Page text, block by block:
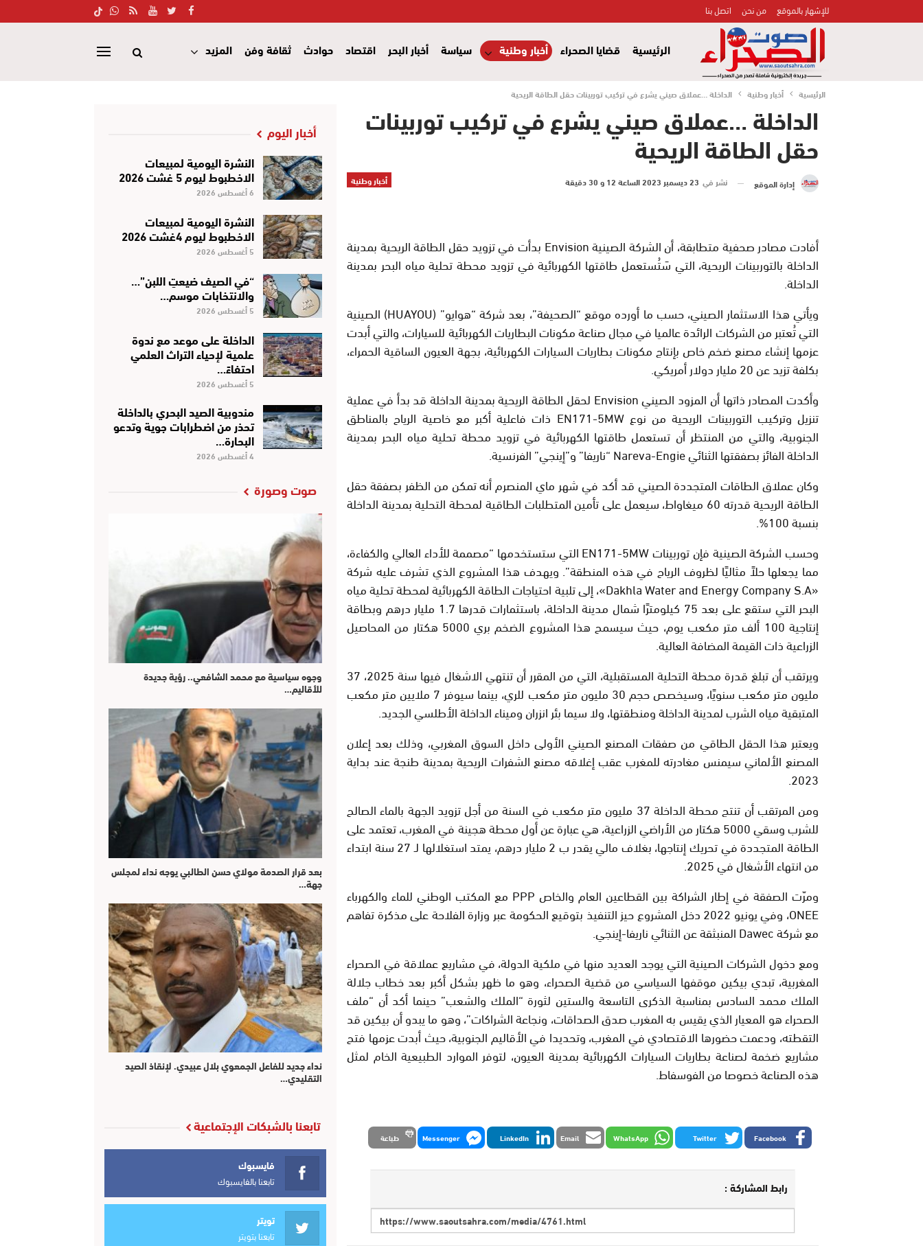
للإشهار بالموقع من نحن اتصل بنا
الرئيسية قضايا الصحراء أخبار وطنية سياسة أخبار البحر اقتصاد حوادث ثقافة وفن المزيد
الرئيسية أخبار وطنية الداخلة …عملاق صيني يشرع في تركيب توربينات حقل الطاقة الريحية
الداخلة …عملاق صيني يشرع في تركيب توربينات
حقل الطاقة الريحية
أخبار وطنية إدارة الموقع نشر في 23 ديسمبر 2023 الساعة 12 و 30 دقيقة
أفادت مصادر صحفية متطابقة، أن الشركة الصينية Envision بدأت في تزويد حقل الطاقة الريحية بمدينة
الداخلة بالتوربينات الريحية، التي سَتُستعمل طاقتها الكهربائية في تزويد محطة تحلية مياه البحر بمدينة
الداخلة.
ويأتي هذا الاستثمار الصيني، حسب ما أورده موقع “الصحيفة”، بعد شركة “هوايو” (HUAYOU) الصينية
التي تُعتبر من الشركات الرائدة عالميا في مجال صناعة مكونات البطاريات الكهربائية للسيارات، والتي أبدت
عزمها إنشاء مصنع ضخم خاص بإنتاج مكونات بطاريات السيارات الكهربائية، بجهة العيون الساقية الحمراء،
بكلفة تزيد عن 20 مليار دولار أمريكي.
وأكدت المصادر ذاتها أن المزود الصيني Envision لحقل الطاقة الريحية بمدينة الداخلة قد بدأ في عملية
تنزيل وتركيب التوربينات الريحية من نوع EN171-5MW ذات فاعلية أكبر مع خاصية الرياح بالمناطق
الجنوبية، والتي من المنتظر أن تستعمل طاقتها الكهربائية في تزويد محطة تحلية مياه البحر بمدينة
الداخلة الفائز بصفقتها الثنائي Nareva-Engie “ناريفا” و”إينجي” الفرنسية.
وكان عملاق الطاقات المتجددة الصيني قد أكد في شهر ماي المنصرم أنه تمكن من الظفر بصفقة حقل
الطاقة الريحية قدرته 60 ميغاواط، سيعمل على تأمين المتطلبات الطاقية لمحطة التحلية بمدينة الداخلة
بنسبة 100%.
وحسب الشركة الصينية فإن توربينات EN171-5MW التي ستستخدمها “مصممة للأداء العالي والكفاءة،
مما يجعلها حلاً مثاليًا لظروف الرياح في هذه المنطقة”. ويهدف هذا المشروع الذي تشرف عليه شركة
«Dakhla Water and Energy Company S.A»، إلى تلبية احتياجات الطاقة الكهربائية لمحطة تحلية مياه
البحر التي ستقع على بعد 75 كيلومترًا شمال مدينة الداخلة، باستثمارات قدرها 1.7 مليار درهم وبطاقة
إنتاجية 100 ألف متر مكعب يوم، حيث سيسمح هذا المشروع الضخم بري 5000 هكتار من المحاصيل
الزراعية ذات القيمة المضافة العالية.
ويرتقب أن تبلغ قدرة محطة التحلية المستقبلية، التي من المقرر أن تنتهي الاشغال فيها سنة 2025، 37
مليون متر مكعب سنويًا، وسيخصص حجم 30 مليون متر مكعب للري، بينما سيوفر 7 ملايين متر مكعب
المتبقية مياه الشرب لمدينة الداخلة ومنطقتها، ولا سيما بئر انزران وميناء الداخلة الأطلسي الجديد.
ويعتبر هذا الحقل الطاقي من صفقات المصنع الصيني الأولى داخل السوق المغربي، وذلك بعد إعلان
المصنع الألماني سيمنس مغادرته للمغرب عقب إغلاقه مصنع الشفرات الريحية بمدينة طنجة عند بداية
2023.
ومن المرتقب أن تنتج محطة الداخلة 37 مليون متر مكعب في السنة من أجل تزويد الجهة بالماء الصالح
للشرب وسقي 5000 هكتار من الأراضي الزراعية، هي عبارة عن أول محطة هجينة في المغرب، تعتمد على
الطاقة المتجددة في تحريك إنتاجها، بغلاف مالي يقدر ب 2 مليار درهم، يمتد استغلالها لـ 27 سنة ابتداء
من انتهاء الأشغال في 2025.
ومرّت الصفقة في إطار الشراكة بين القطاعين العام والخاص PPP مع المكتب الوطني للماء والكهرباء
ONEE، وفي يونيو 2022 دخل المشروع حيز التنفيذ بتوقيع الحكومة عبر وزارة الفلاحة على مذكرة تفاهم
مع شركة Dawec المنبثقة عن الثنائي ناريفا-إينجي.
ومع دخول الشركات الصينية التي يوجد العديد منها في ملكية الدولة، في مشاريع عملاقة في الصحراء
المغربية، تبدي بيكين موقفها السياسي من قضية الصحراء، وهو ما ظهر بشكل أكبر بعد خطاب جلالة
الملك محمد السادس بمناسبة الذكرى التاسعة والستين لثورة “الملك والشعب” حينما أكد أن “ملف
الصحراء هو المعيار الذي يقيس به المغرب صدق الصداقات، ونجاعة الشراكات”، وهو ما يبدو أن بيكين قد
التقطته، ودعمت حضورها الاقتصادي في المغرب، وتحديدا في الأقاليم الجنوبية، حيث أبدت عزمها فتح
مشاريع ضخمة لصناعة بطاريات السيارات الكهربائية بمدينة العيون، لتوفر الموارد الطبيعية الخام لمثل
هذه الصناعة خصوصا من الفوسفاط.
Facebook
Twitter
WhatsApp
Email
LinkedIn
Messenger طباعة
رابط المشاركة :
أخبار اليوم
النشرة اليومية لمبيعات
الاخطبوط ليوم 5 غشت 2026
6 أغسطس 2026
النشرة اليومية لمبيعات
الاخطبوط ليوم 4غشت 2026
5 أغسطس 2026
“في الصيف ضيعتِ اللبن”…
والانتخابات موسم…
5 أغسطس 2026
الداخلة على موعد مع ندوة
علمية لإحياء التراث العلمي
احتفاءً…
5 أغسطس 2026
مندوبية الصيد البحري بالداخلة
تحذر من اضطرابات جوية وتدعو
البحارة…
4 أغسطس 2026
صوت وصورة
وجوه سياسية مع محمد الشافعي.. رؤية جديدة
للأقاليم…
بعد قرار الصدمة مولاي حسن الطالبي يوجه نداء لمجلس
جهة…
نداء جديد للفاعل الجمعوي بلال عبيدي. لإنقاذ الصيد
التقليدي…
تابعنا بالشبكات الإجتماعية
فايسبوك
تابعنا بالفايسبوك
تويتر
تابعنا بتويتر